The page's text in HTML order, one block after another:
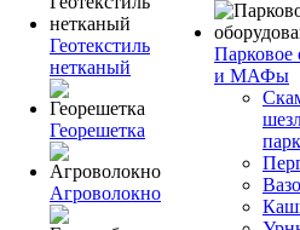
Геотекстиль
нетканый
Георешетка
Агроволокно
Парковое
и МАФы